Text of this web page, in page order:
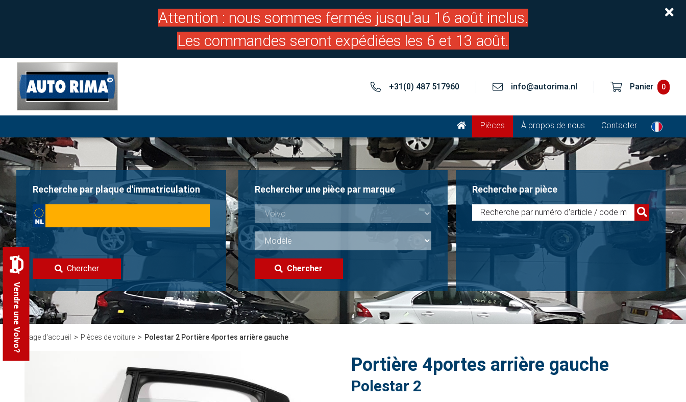
Attention : nous sommes fermés jusqu'au 16 août inclus.
Les commandes seront expédiées les 6 et 13 août.
+31(0) 487 517960 info@autorima.nl Panier 0
Pièces À propos de nous Contacter
Recherche par plaque d'immatriculation
Chercher
Rechercher une pièce par marque
Chercher
Recherche par pièce
Page d'accueil Pièces de voiture Polestar 2 Portière 4portes arrière gauche
Portière 4portes arrière gauche
Polestar 2
Vendre une Volvo?